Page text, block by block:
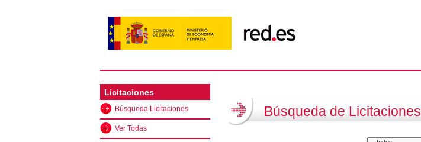
Licitaciones
Búsqueda Licitaciones
Ver Todas
Búsqueda de Licitaciones